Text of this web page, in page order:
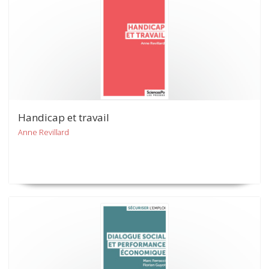
Handicap et travail
Anne Revillard